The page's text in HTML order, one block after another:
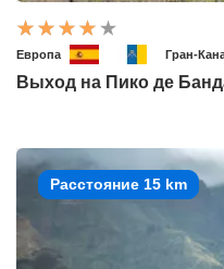
Европа Гран-
Выход на Пико де
Расстояние 15 km